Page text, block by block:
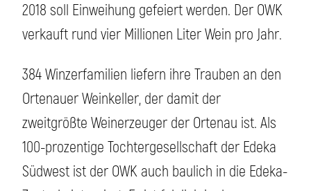
2018 soll Einweihung gefeiert werden. Der OWK
verkauft rund vier Millionen Liter Wein pro Jahr.
384 Winzerfamilien liefern ihre Trauben an den
Ortenauer Weinkeller, der damit der
zweitgrößte Weinerzeuger der Ortenau ist. Als
100-prozentige Tochtergesellschaft der Edeka
Südwest ist der OWK auch baulich in die Edeka-